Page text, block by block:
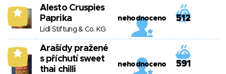
5
Alesto Cruspies
Paprika
Lidl Stiftung & Co. KG
nehodnoceno 512
5
Arašídy pražené
s příchutí sweet
thai chilli
nehodnoceno 591